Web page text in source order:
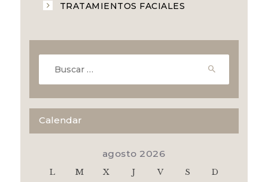
TRATAMIENTOS FACIALES
Calendar
agosto 2026
L M X J V S
D